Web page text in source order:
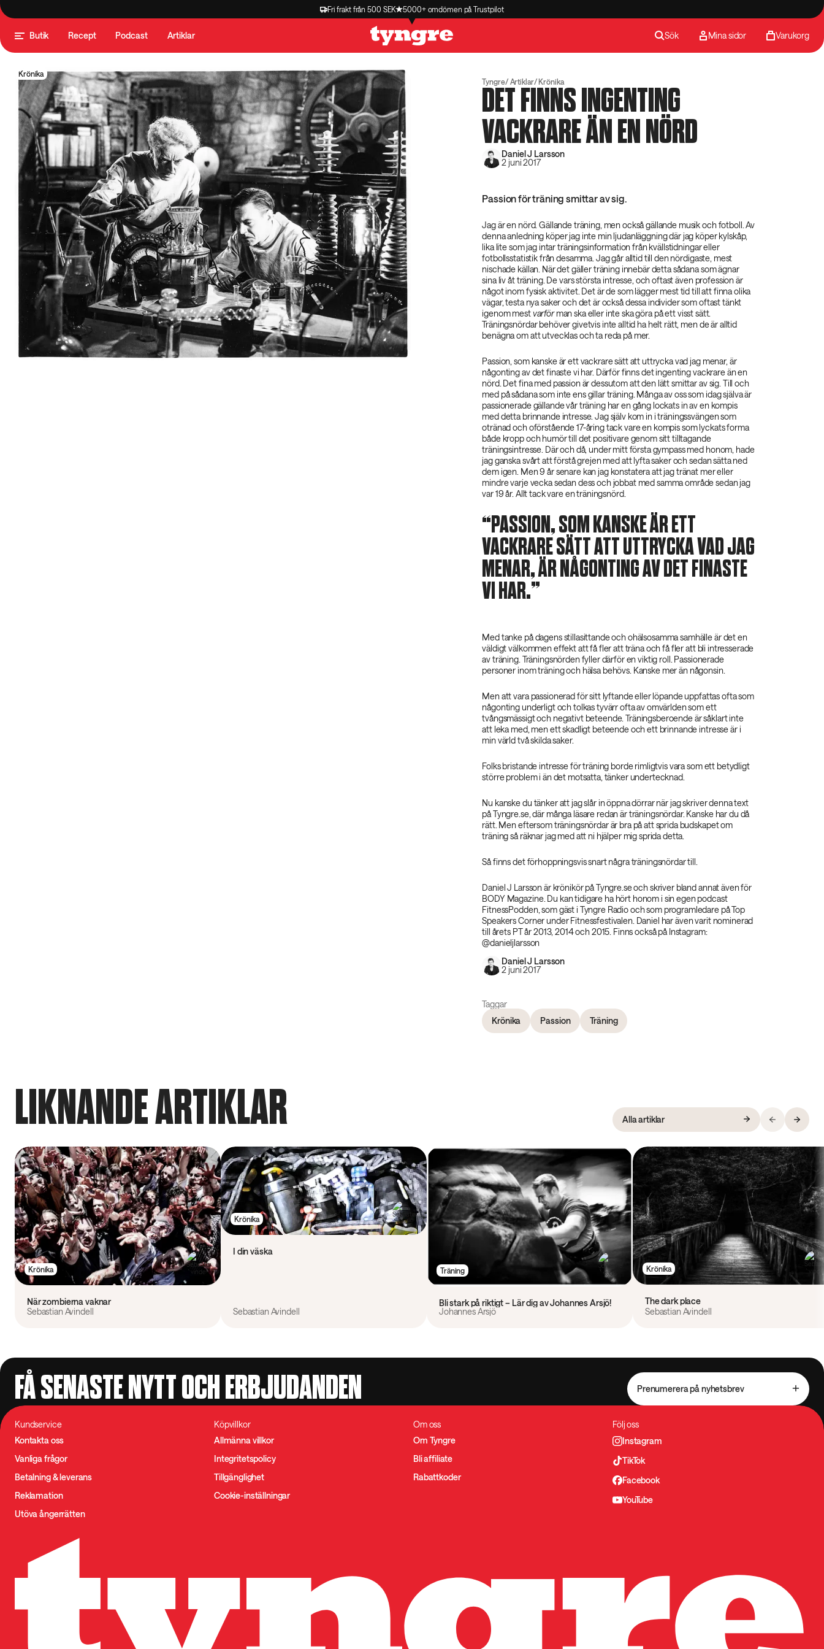
Fri frakt från 500 SEK 5000+ omdömen på Trustpilot
Butik Recept Podcast Artiklar Sök Mina sidor Varukorg
Krönika
Tyngre Artiklar Krönika
DET FINNS INGENTING
VACKRARE ÄN EN NÖRD
Daniel J Larsson
2 juni 2017
Passion för träning smittar av sig.
Jag är en nörd. Gällande träning, men också gällande musik och fotboll. Av
denna anledning köper jag inte min ljudanläggning där jag köper kylskåp,
lika lite som jag intar träningsinformation från kvällstidningar eller
fotbollsstatistik från desamma. Jag går alltid till den nördigaste, mest
nischade källan. När det gäller träning innebär detta sådana som ägnar
sina liv åt träning. De vars största intresse, och oftast även profession är
något inom fysisk aktivitet. Det är de som lägger mest tid till att finna olika
vägar, testa nya saker och det är också dessa individer som oftast tänkt
igenom mestvarförman ska eller inte ska göra på ett visst sätt.
Träningsnördar behöver givetvis inte alltid ha helt rätt, men de är alltid
benägna om att utvecklas och ta reda på mer.
Passion, som kanske är ett vackrare sätt att uttrycka vad jag menar, är
någonting av det finaste vi har. Därför finns det ingenting vackrare än en
nörd. Det fina med passion är dessutom att den lätt smittar av sig. Till och
med på sådana som inte ens gillar träning. Många av oss som idag själva är
passionerade gällande vår träning har en gång lockats in av en kompis
med detta brinnande intresse. Jag själv kom in i träningssvängen som
otränad och oförstående 17-åring tack vare en kompis som lyckats forma
både kropp och humör till det positivare genom sitt tilltagande
träningsintresse. Där och då, under mitt första gympass med honom, hade
jag ganska svårt att förstå grejen med att lyfta saker och sedan sätta ned
dem igen. Men 9 år senare kan jag konstatera att jag tränat mer eller
mindre varje vecka sedan dess och jobbat med samma område sedan jag
var 19 år. Allt tack vare en träningsnörd.
PASSION, SOM KANSKE ÄR ETT
VACKRARE SÄTT ATT UTTRYCKA VAD JAG
MENAR, ÄR NÅGONTING AV DET FINASTE
VI HAR.
Med tanke på dagens stillasittande och ohälsosamma samhälle är det en
väldigt välkommen effekt att få fler att träna och få fler att bli intresserade
av träning. Träningsnörden fyller därför en viktig roll. Passionerade
personer inom träning och hälsa behövs. Kanske mer än någonsin.
Men att vara passionerad för sitt lyftande eller löpande uppfattas ofta som
någonting underligt och tolkas tyvärr ofta av omvärlden som ett
tvångsmässigt och negativt beteende. Träningsberoende är såklart inte
att leka med, men ett skadligt beteende och ett brinnande intresse är i
min värld två skilda saker.
Folks bristande intresse för träning borde rimligtvis vara som ett betydligt
större problem i än det motsatta, tänker undertecknad.
Nu kanske du tänker att jag slår in öppna dörrar när jag skriver denna text
på Tyngre.se, där många läsare redan är träningsnördar. Kanske har du då
rätt. Men eftersom träningsnördar är bra på att sprida budskapet om
träning så räknar jag med att ni hjälper mig sprida detta.
Så finns det förhoppningsvis snart några träningsnördar till.
Daniel J Larsson är krönikör på Tyngre.se och skriver bland annat även för
BODY Magazine. Du kan tidigare ha hört honom i sin egen podcast
FitnessPodden, som gäst i Tyngre Radio och som programledare på Top
Speakers Corner under Fitnessfestivalen. Daniel har även varit nominerad
till årets PT år 2013, 2014 och 2015. Finns också på Instagram:
@danieljlarsson
Daniel J Larsson
2 juni 2017
Taggar
Krönika
Passion Träning
LIKNANDE ARTIKLAR Alla artiklar
Krönika
När zombierna vaknar
Sebastian Avindell
Krönika
I din väska
Sebastian Avindell
Träning
Bli stark på riktigt – Lär dig av Johannes Årsjö!
Johannes Årsjö
Krönika
The dark place
Sebastian Avindell
FÅ SENASTE NYTT OCH ERBJUDANDEN Prenumerera på nyhetsbrev
Kundservice
Kontakta oss
Vanliga frågor
Betalning & leverans
Reklamation
Utöva ångerrätten
Köpvillkor
Allmänna villkor
Integritetspolicy
Tillgänglighet
Cookie-inställningar
Om oss
Om Tyngre
Bli affiliate
Rabattkoder
Följ oss
Instagram
TikTok
Facebook
YouTube